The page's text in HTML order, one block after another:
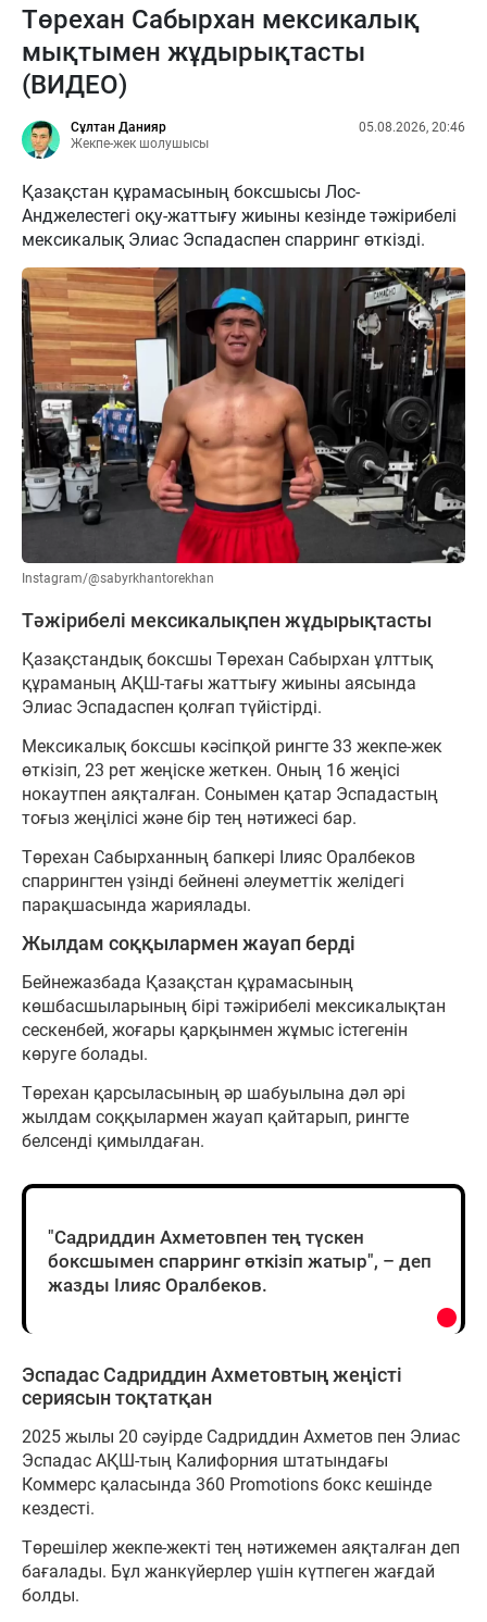
Төрехан Сабырхан мексикалық
мықтымен жұдырықтасты
(ВИДЕО)
Сұлтан Данияр
Жекпе-жек шолушысы
05.08.2026, 20:46
Қазақстан құрамасының боксшысы Лос-
Анджелестегі оқу-жаттығу жиыны кезінде тәжірибелі
мексикалық Элиас Эспадаспен спарринг өткізді.
Instagram/@sabyrkhantorekhan
Тәжірибелі мексикалықпен жұдырықтасты
Қазақстандық боксшы Төрехан Сабырхан ұлттық
құраманың АҚШ-тағы жаттығу жиыны аясында
Элиас Эспадаспен қолғап түйістірді.
Мексикалық боксшы кәсіпқой рингте 33 жекпе-жек
өткізіп, 23 рет жеңіске жеткен. Оның 16 жеңісі
нокаутпен аяқталған. Сонымен қатар Эспадастың
тоғыз жеңілісі және бір тең нәтижесі бар.
Төрехан Сабырханның бапкері Ілияс Оралбеков
спаррингтен үзінді бейнені әлеуметтік желідегі
парақшасында жариялады.
Жылдам соққылармен жауап берді
Бейнежазбада Қазақстан құрамасының
көшбасшыларының бірі тәжірибелі мексикалықтан
сескенбей, жоғары қарқынмен жұмыс істегенін
көруге болады.
Төрехан қарсыласының әр шабуылына дәл әрі
жылдам соққылармен жауап қайтарып, рингте
белсенді қимылдаған.
"Садриддин Ахметовпен тең түскен
боксшымен спарринг өткізіп жатыр", – деп
жазды Ілияс Оралбеков.
Эспадас Садриддин Ахметовтың жеңісті
сериясын тоқтатқан
2025 жылы 20 сәуірде Садриддин Ахметов пен Элиас
Эспадас АҚШ-тың Калифорния штатындағы
Коммерс қаласында 360 Promotions бокс кешінде
кездесті.
Төрешілер жекпе-жекті тең нәтижемен аяқталған деп
бағалады. Бұл жанкүйерлер үшін күтпеген жағдай
болды.